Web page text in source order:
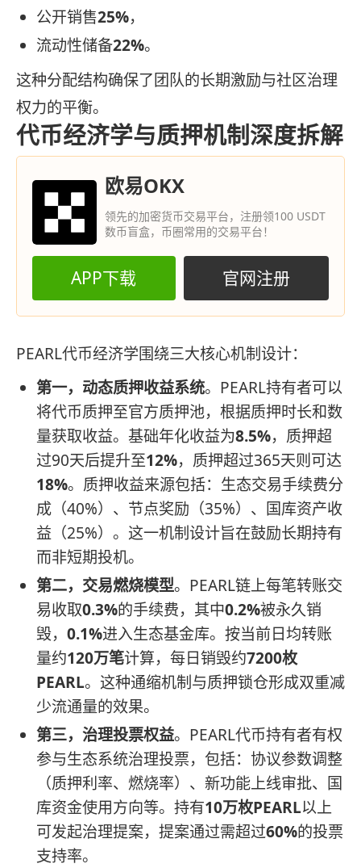
公开销售25%，
流动性储备22%。
这种分配结构确保了团队的长期激励与社区治理
权力的平衡。
代币经济学与质押机制深度拆解
欧易OKX
领先的加密货币交易平台，注册领100 USDT
数币盲盒，币圈常用的交易平台！
APP下载 官网注册
PEARL代币经济学围绕三大核心机制设计：
第一，动态质押收益系统。PEARL持有者可以
将代币质押至官方质押池，根据质押时长和数
量获取收益。基础年化收益为8.5%，质押超
过90天后提升至12%，质押超过365天则可达
18%。质押收益来源包括：生态交易手续费分
成（40%）、节点奖励（35%）、国库资产收
益（25%）。这一机制设计旨在鼓励长期持有
而非短期投机。
第二，交易燃烧模型。PEARL链上每笔转账交
易收取0.3%的手续费，其中0.2%被永久销
毁， 0.1%进入生态基金库。按当前日均转账
量约120万笔计算，每日销毁约7200枚
PEARL。这种通缩机制与质押锁仓形成双重减
少流通量的效果。
第三，治理投票权益。PEARL代币持有者有权
参与生态系统治理投票，包括：协议参数调整
（质押利率、燃烧率）、新功能上线审批、国
库资金使用方向等。持有10万枚PEARL以上
可发起治理提案，提案通过需超过60%的投票
支持率。